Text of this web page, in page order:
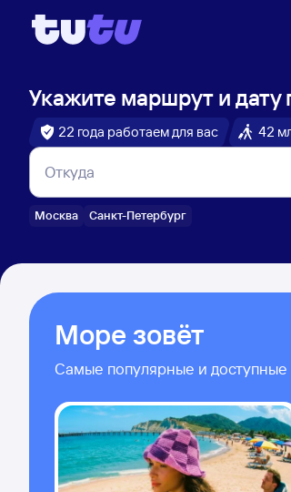
Укажите маршрут и дату
22 года работаем для вас 42
Откуда
Москва Санкт-Петербург
Море зовёт
Самые популярные и доступные